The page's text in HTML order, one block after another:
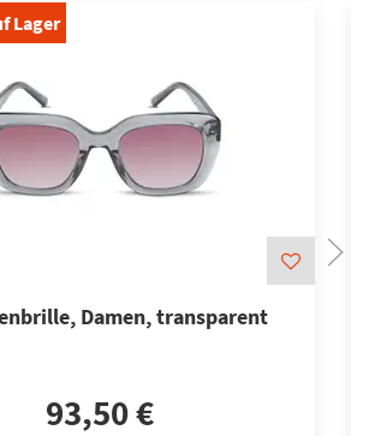
Lager
Damen, transparent
93,50 €